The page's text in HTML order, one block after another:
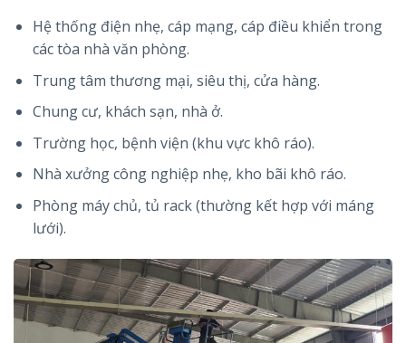
Hệ thống điện nhẹ, cáp mạng, cáp điều khiển trong
các tòa nhà văn phòng.
Trung tâm thương mại, siêu thị, cửa hàng.
Chung cư, khách sạn, nhà ở.
Trường học, bệnh viện (khu vực khô ráo).
Nhà xưởng công nghiệp nhẹ, kho bãi khô ráo.
Phòng máy chủ, tủ rack (thường kết hợp với máng
lưới).